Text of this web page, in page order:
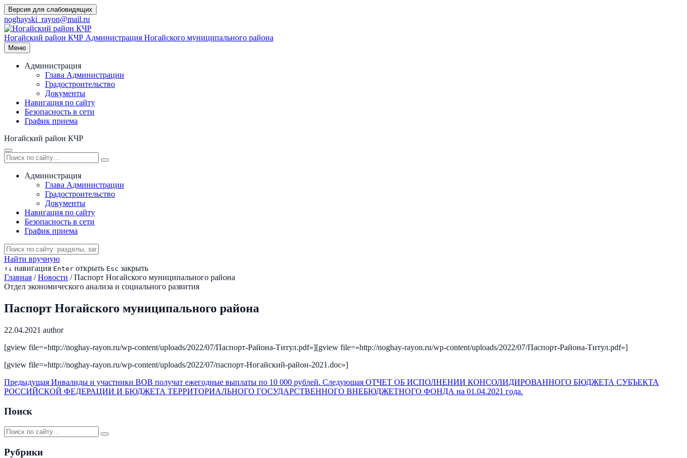
Перейти
к
содержимому
Версия для слабовидящих
noghayski_rayon@mail.ru
Ногайский район КЧР Администрация Ногайского муниципального района
Меню
Администрация
Глава Администрации
Градостроительство
Документы
Навигация по сайту
Безопасность в сети
График приема
Ногайский район КЧР
Администрация
Глава Администрации
Градостроительство
Документы
Навигация по сайту
Безопасность в сети
График приема
Найти вручную
↑ ↓ навигация Enter открыть Esc закрыть
Главная / Новости / Паспорт Ногайского муниципального района
Отдел экономического анализа и социального развития
Паспорт Ногайского муниципального района
22.04.2021 author
[gview file=»http://noghay-rayon.ru/wp-content/uploads/2022/07/Паспорт-Района-Титул.pdf»][gview file=»http://noghay-rayon.ru/wp-content/uploads/2022/07/Паспорт-Района-Титул.pdf»]
[gview file=»http://noghay-rayon.ru/wp-content/uploads/2022/07/паспорт-Ногайский-район-2021.doc»]
Предыдущая Инвалиды и участники ВОВ получат ежегодные выплаты по 10 000 рублей. Следующая ОТЧЕТ ОБ ИСПОЛНЕНИИ КОНСОЛИДИРОВАННОГО БЮДЖЕТА СУБЪЕКТА
РОССИЙСКОЙ ФЕДЕРАЦИИ И БЮДЖЕТА ТЕРРИТОРИАЛЬНОГО ГОСУДАРСТВЕННОГО ВНЕБЮДЖЕТНОГО ФОНДА на 01.04.2021 года.
Поиск
Рубрики